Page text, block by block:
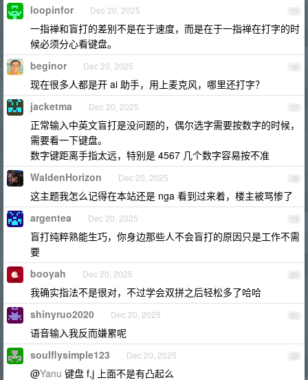
15
loopinfor Dec 20, 2025
一指禅和盲打的差别不是在于速度，而是在于一指禅在打字的时
候必须分心看键盘。
16
beginor Dec 20, 2025
现在很多人都是开 ai 助手，用上麦克风，哪里还打字？
17
jacketma Dec 20, 2025
正常输入中英文盲打是没问题的，偶尔选字需要按数字的时候，
需要看一下键盘。
数字键距离手指太远，特别是 4567 几个数字容易按不准
18
WaldenHorizon Dec 20, 2025
这主题我怎么记得在本站还是 nga 看到过来着，楼主被骂惨了
19
argentea Dec 20, 2025
盲打纯粹熟能生巧，你身边那些人不会盲打的原因只是工作不需
要
20
booyah Dec 20, 2025
我确实指法不是很对，不过学会双拼之后轻松多了哈哈
21
shinyruo2020 Dec 20, 2025
语音输入我反而嫌累呢
22
soulflysimple123 Dec 20, 2025
@Yanu 键盘 f,j 上面不是有凸起么